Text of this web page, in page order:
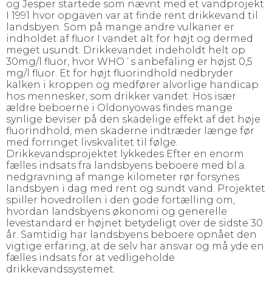
og Jesper startede som nævnt med et vandprojekt
I 1991 hvor opgaven var at finde rent drikkevand til
landsbyen. Som på mange andre vulkaner er
indholdet af fluor I vandet alt for højt og dermed
meget usundt. Drikkevandet indeholdt helt op
30mg/l fluor, hvor WHO´s anbefaling er højst 0,5
mg/l fluor. Et for højt fluorindhold nedbryder
kalken i kroppen og medfører alvorlige handicap
hos mennesker, som drikker vandet. Hos især
ældre beboerne i Oldonyowas findes mange
synlige beviser på den skadelige effekt af det høje
fluorindhold, men skaderne indtræder længe før
med forringet livskvalitet til følge.
Drikkevandsprojektet lykkedes Efter en enorm
fælles indsats fra landsbyens beboere med bl.a.
nedgravning af mange kilometer rør forsynes
landsbyen i dag med rent og sundt vand. Projektet
spiller hovedrollen i den gode fortælling om,
hvordan landsbyens økonomi og generelle
levestandard er højnet betydeligt over de sidste 30
år. Samtidig har landsbyens beboere opnået den
vigtige erfaring, at de selv har ansvar og må yde en
fælles indsats for at vedligeholde
drikkevandssystemet.